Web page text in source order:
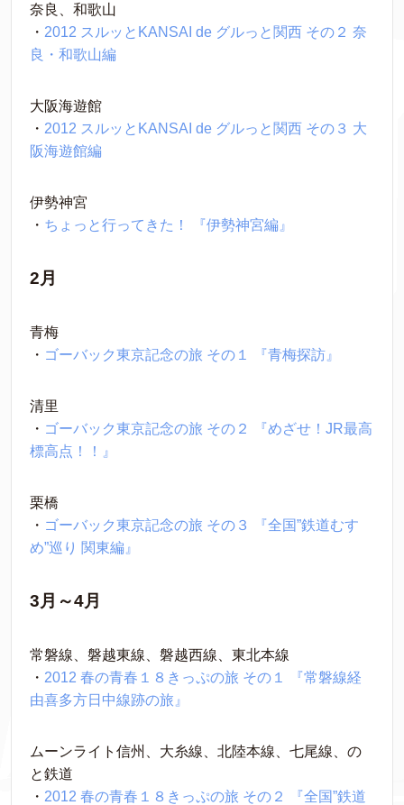
奈良、和歌山
・ 2012 スルッとKANSAI de グルっと関西 その２ 奈
良・和歌山編
大阪海遊館
・ 2012 スルッとKANSAI de グルっと関西 その３ 大
阪海遊館編
伊勢神宮
・ ちょっと行ってきた！ 『伊勢神宮編』
2月
青梅
・ ゴーバック東京記念の旅 その１ 『青梅探訪』
清里
・ ゴーバック東京記念の旅 その２ 『めざせ！JR最高
標高点！！』
栗橋
・ ゴーバック東京記念の旅 その３ 『全国”鉄道むす
め”巡り 関東編』
3月～4月
常磐線、磐越東線、磐越西線、東北本線
・ 2012 春の青春１８きっぷの旅 その１ 『常磐線経
由喜多方日中線跡の旅』
ムーンライト信州、大糸線、北陸本線、七尾線、の
と鉄道
・ 2012 春の青春１８きっぷの旅 その２ 『全国”鉄道